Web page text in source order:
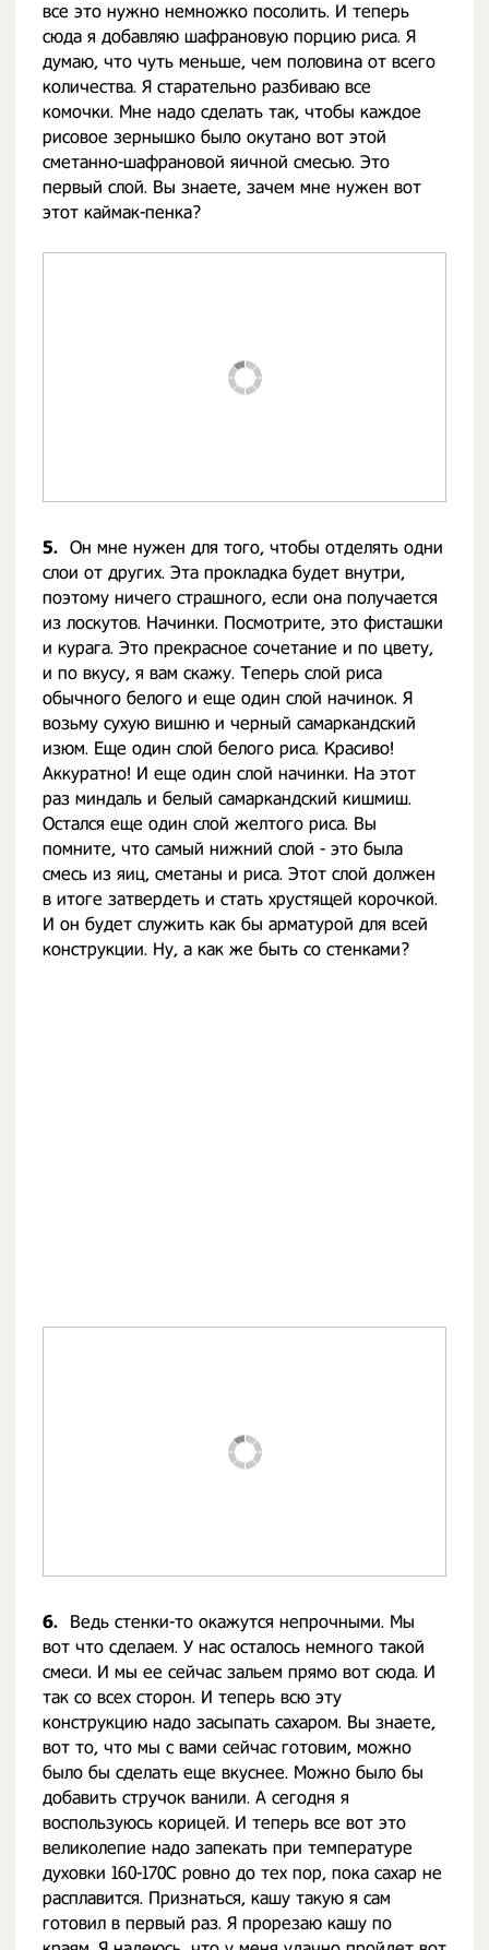
все это нужно немножко посолить. И теперь
сюда я добавляю шафрановую порцию риса. Я
думаю, что чуть меньше, чем половина от всего
количества. Я старательно разбиваю все
комочки. Мне надо сделать так, чтобы каждое
рисовое зернышко было окутано вот этой
сметанно-шафрановой яичной смесью. Это
первый слой. Вы знаете, зачем мне нужен вот
этот каймак-пенка?
5. Он мне нужен для того, чтобы отделять одни
слои от других. Эта прокладка будет внутри,
поэтому ничего страшного, если она получается
из лоскутов. Начинки. Посмотрите, это фисташки
и курага. Это прекрасное сочетание и по цвету,
и по вкусу, я вам скажу. Теперь слой риса
обычного белого и еще один слой начинок. Я
возьму сухую вишню и черный самаркандский
изюм. Еще один слой белого риса. Красиво!
Аккуратно! И еще один слой начинки. На этот
раз миндаль и белый самаркандский кишмиш.
Остался еще один слой желтого риса. Вы
помните, что самый нижний слой - это была
смесь из яиц, сметаны и риса. Этот слой должен
в итоге затвердеть и стать хрустящей корочкой.
И он будет служить как бы арматурой для всей
конструкции. Ну, а как же быть со стенками?
6.
Ведь стенки-то окажутся непрочными. Мы
вот что сделаем. У нас осталось немного такой
смеси. И мы ее сейчас зальем прямо вот сюда. И
так со всех сторон. И теперь всю эту
конструкцию надо засыпать сахаром. Вы знаете,
вот то, что мы с вами сейчас готовим, можно
было бы сделать еще вкуснее. Можно было бы
добавить стручок ванили. А сегодня я
воспользуюсь корицей. И теперь все вот это
великолепие надо запекать при температуре
духовки 160-170С ровно до тех пор, пока сахар не
расплавится. Признаться, кашу такую я сам
готовил в первый раз. Я прорезаю кашу по